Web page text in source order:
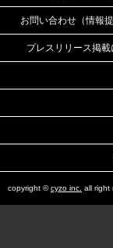
お問い合わせ（情報提
プレスリリース掲載
copyright ©cyzo inc. all right